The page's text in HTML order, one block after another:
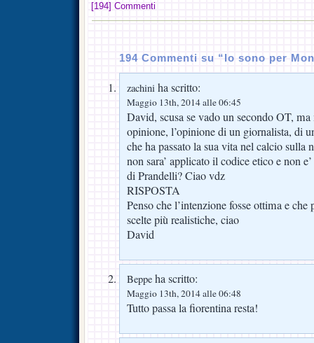
[194] Commenti
194 Commenti su “Io sono per
zachini ha scritto:
Maggio 13th, 2014 alle 06:45
David, scusa se vado un secondo OT,
opinione, l’opinione di un giornalista, di
che ha passato la sua vita nel calcio
non sara’ applicato il codice etico e non
di Prandelli? Ciao vdz
RISPOSTA
Penso che l’intenzione fosse ottima e
scelte più realistiche, ciao
David
Beppe ha scritto:
Maggio 13th, 2014 alle 06:48
Tutto passa la fiorentina resta!